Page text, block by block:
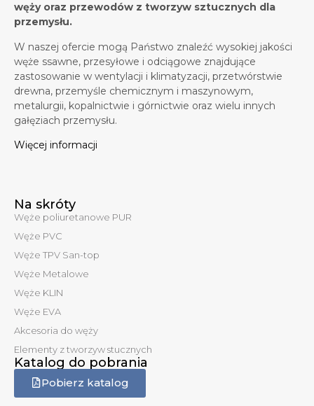
węży oraz przewodów z tworzyw sztucznych dla
przemysłu.
W naszej ofercie mogą Państwo znaleźć wysokiej jakości
węże ssawne, przesyłowe i odciągowe znajdujące
zastosowanie w wentylacji i klimatyzacji, przetwórstwie
drewna, przemyśle chemicznym i maszynowym,
metalurgii, kopalnictwie i górnictwie oraz wielu innych
gałęziach przemysłu.
Więcej informacji
Na skróty
Węże poliuretanowe PUR
Węże PVC
Węże TPV San-top
Węże Metalowe
Węże KLIN
Węże EVA
Akcesoria do węży
Elementy z tworzyw stucznych
Katalog do pobrania
Pobierz katalog